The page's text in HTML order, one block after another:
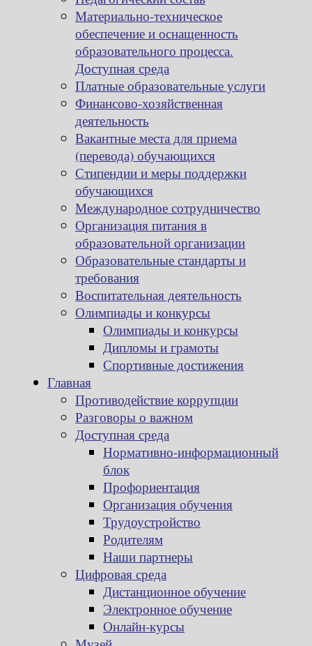
Материально-техническое
обеспечение и оснащенность
образовательного процесса.
Доступная среда
Платные образовательные услуги
Финансово-хозяйственная
деятельность
Вакантные места для приема
(перевода) обучающихся
Стипендии и меры поддержки
обучающихся
Международное сотрудничество
Организация питания в
образовательной организации
Образовательные стандарты и
требования
Воспитательная деятельность
Олимпиады и конкурсы
Олимпиады и конкурсы
Дипломы и грамоты
Спортивные достижения
Главная
Противодействие коррупции
Разговоры о важном
Доступная среда
Нормативно-информационный
блок
Профориентация
Организация обучения
Трудоустройство
Родителям
Наши партнеры
Цифровая среда
Дистанционное обучение
Электронное обучение
Онлайн-курсы